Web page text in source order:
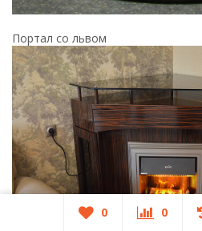
Портал со львом
0 0